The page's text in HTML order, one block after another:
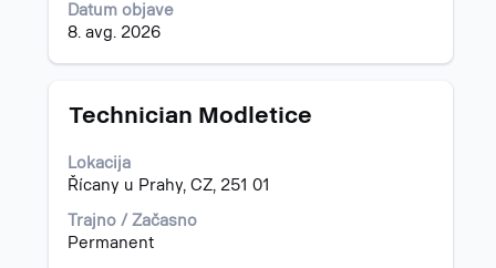
mest
Datum objave
8. avg. 2026
o
delovnem
mestu.
Naziv
Technician Modletice
Lokacija
Řícany u Prahy, CZ, 251 01
Trajno / Začasno
Permanent
Izberite
preslednico,
da
celotno
vsebino